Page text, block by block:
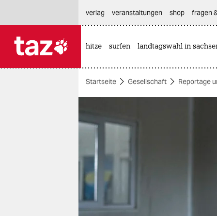
themen
öko
gesellschaft
kultur
sport
verlag
veranstaltungen shop fragen
hitze surfen landtagswahl in
Startseite Gesellschaft Reportage